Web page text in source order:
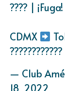
???? | ¡Fuga!
CDMX
????????????
— Club
18, 2022